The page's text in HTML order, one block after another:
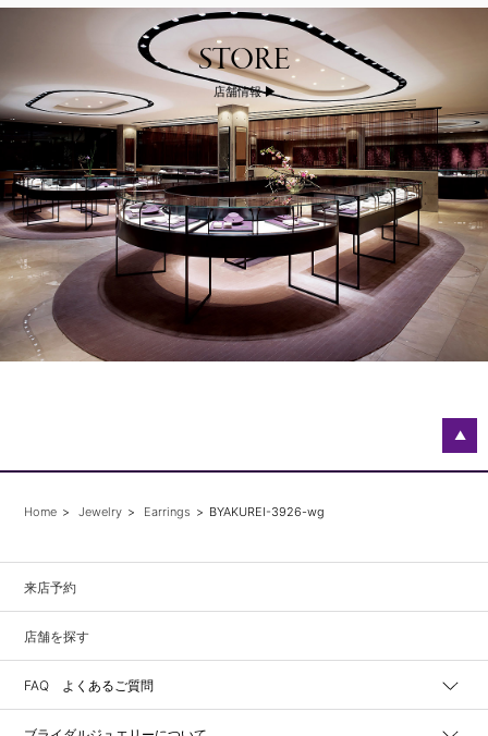
STORE
店舗情報 ▶
▲
Home Jewelry Earrings BYAKUREI-3926-wg
来店予約
店舗を探す
FAQ よくあるご質問